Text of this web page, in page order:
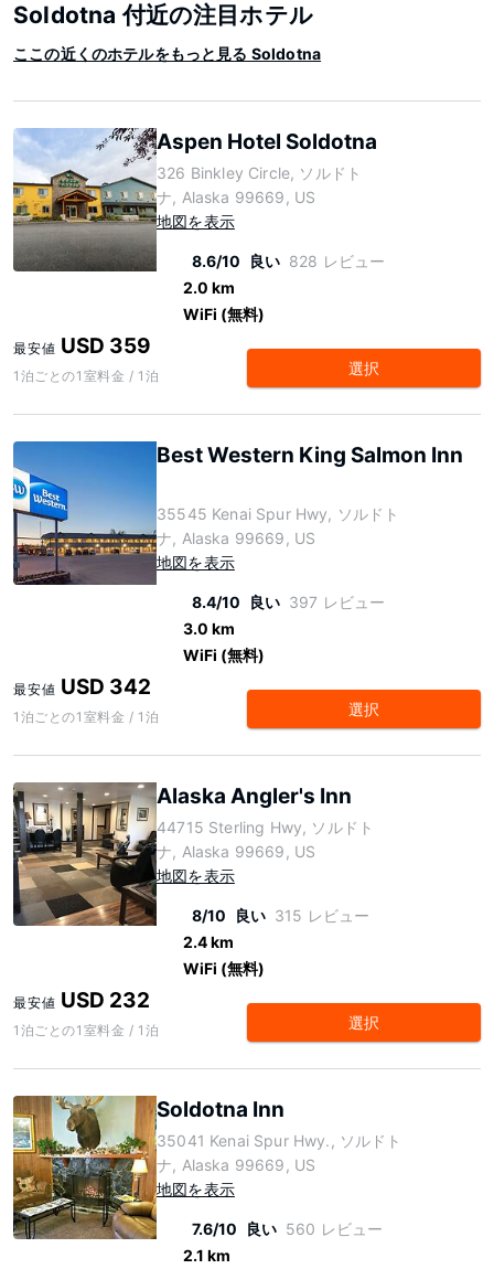
Soldotna 付近の注目ホテル
ここの近くのホテルをもっと見る Soldotna
Aspen Hotel Soldotna
326 Binkley Circle, ソルドト
ナ, Alaska 99669, US
地図を表示
8.6/10 良い 828 レビュー
2.0 km
WiFi (無料)
最安値 USD 359
1泊ごとの1室料金 / 1泊 選択
Best Western King Salmon Inn
35545 Kenai Spur Hwy, ソルドト
ナ, Alaska 99669, US
地図を表示
8.4/10 良い 397 レビュー
3.0 km
WiFi (無料)
最安値 USD 342
1泊ごとの1室料金 / 1泊 選択
Alaska Angler's Inn
44715 Sterling Hwy, ソルドト
ナ, Alaska 99669, US
地図を表示
8/10 良い 315 レビュー
2.4 km
WiFi (無料)
最安値 USD 232
1泊ごとの1室料金 / 1泊 選択
Soldotna Inn
35041 Kenai Spur Hwy., ソルドト
ナ, Alaska 99669, US
地図を表示
7.6/10 良い 560 レビュー
2.1 km